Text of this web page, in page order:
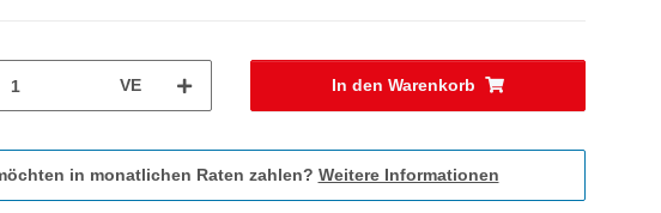
VE In den Warenkorb
in monatlichen Raten zahlen? Weitere Informationen